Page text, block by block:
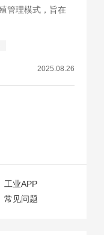
管理模式，旨在
2025.08.26
工业APP
常见问题